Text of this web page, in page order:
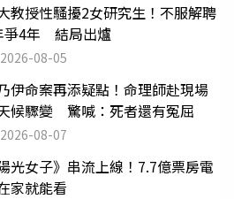
教授性騷擾2女研究生！不服解聘
爭4年 結局出爐
2026-08-05
伊命案再添疑點！命理師赴現場
候驟變 驚喊：死者還有冤屈
2026-08-07
光女子》串流上線！7.7億票房電
家就能看